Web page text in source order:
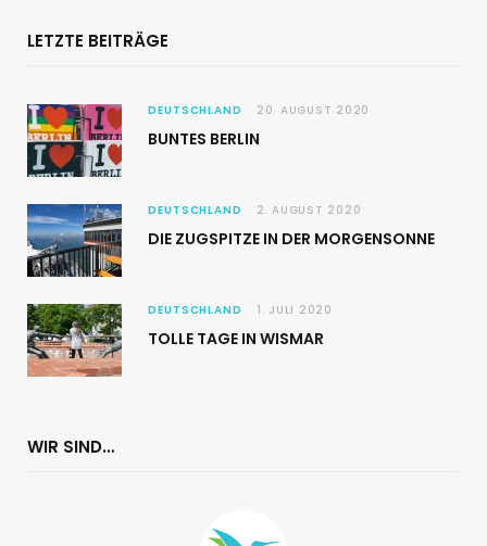
LETZTE BEITRÄGE
DEUTSCHLAND 20. AUGUST 2020
BUNTES BERLIN
DEUTSCHLAND 2. AUGUST 2020
DIE ZUGSPITZE IN DER MORGENSONNE
DEUTSCHLAND 1. JULI 2020
TOLLE TAGE IN WISMAR
WIR SIND…